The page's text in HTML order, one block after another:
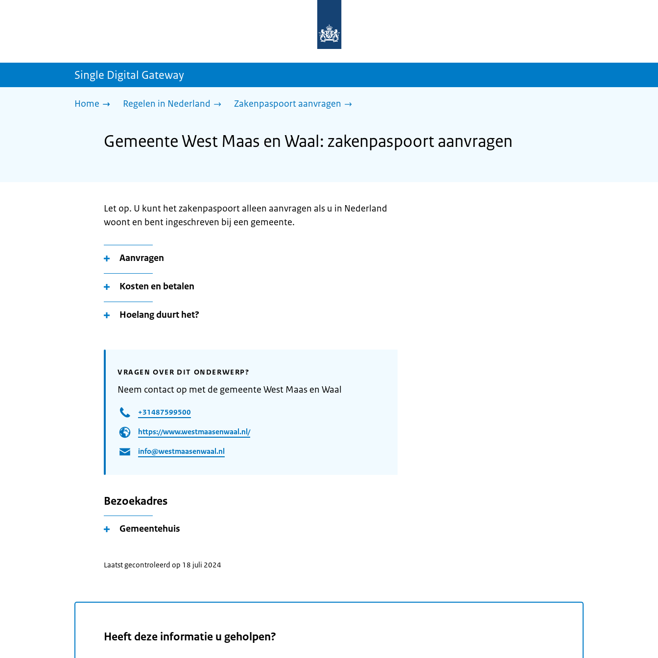
homepage
sdg.rijksoverheid.nl
Single Digital Gateway
Home Regelen in Nederland Zakenpaspoort aanvragen
Gemeente West Maas en Waal: zakenpaspoort aanvragen
Let op. U kunt het zakenpaspoort alleen aanvragen als u in Nederland
woont en bent ingeschreven bij een gemeente.
Aanvragen
Kosten en betalen
Hoelang duurt het?
VRAGEN OVER DIT ONDERWERP?
Neem contact op met de gemeente West Maas en Waal
+31487599500
https://www.westmaasenwaal.nl/
info@westmaasenwaal.nl
Bezoekadres
Gemeentehuis
Laatst gecontroleerd op 18 juli 2024
Heeft deze informatie u geholpen?